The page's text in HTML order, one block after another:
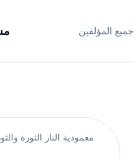
جميع المؤلفين
معمودية النار الثورة